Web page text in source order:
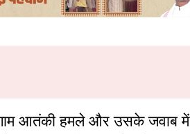
आतंकी हमले और उसके जवाब में